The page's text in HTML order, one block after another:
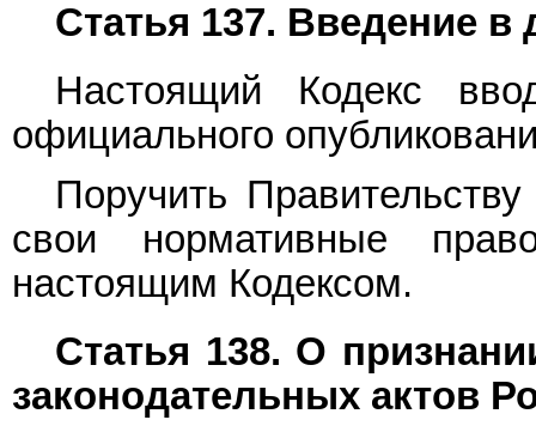
Статья 137. Введение в
Настоящий Кодекс
официального
Поручить
свои нормативные
настоящим Кодексом.
Статья 138. О
законодательных актов